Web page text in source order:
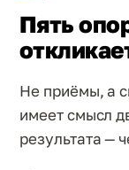
Пять
Не приёмы, а
имеет смысл
результата —